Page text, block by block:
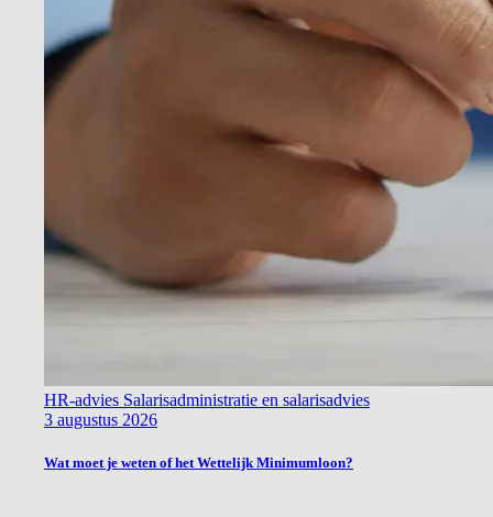
HR-advies Salarisadministratie en salarisadvies
3 augustus 2026
Wat moet je weten of het Wettelijk Minimumloon?